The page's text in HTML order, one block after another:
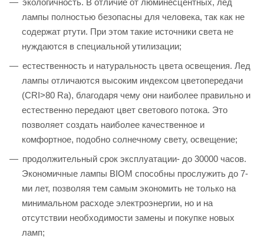
экологичность. В отличие от люминесцентных, лед
лампы полностью безопасны для человека, так как не
содержат ртути. При этом такие источники света не
нуждаются в специальной утилизации;
естественность и натуральность цвета освещения. Лед
лампы отличаются высоким индексом цветопередачи
(CRI>80 Ra), благодаря чему они наиболее правильно и
естественно передают цвет светового потока. Это
позволяет создать наиболее качественное и
комфортное, подобно солнечному свету, освещение;
продолжительный срок эксплуатации- до 30000 часов.
Экономичные лампы BIOM способны прослужить до 7-
ми лет, позволяя тем самым экономить не только на
минимальном расходе электроэнергии, но и на
отсутствии необходимости замены и покупке новых
ламп;